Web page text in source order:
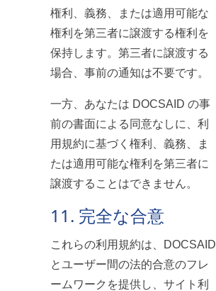
権利、義務、または適用可能な
権利を第三者に譲渡する権利を
保持します。第三者に譲渡する
場合、事前の通知は不要です。
一方、あなたは DOCSAID の事
前の書面による同意なしに、利
用規約に基づく権利、義務、ま
たは適用可能な権利を第三者に
譲渡することはできません。
11. 完全な合意
これらの利用規約は、DOCSAID
とユーザー間の法的合意のフレ
ームワークを提供し、サイト利